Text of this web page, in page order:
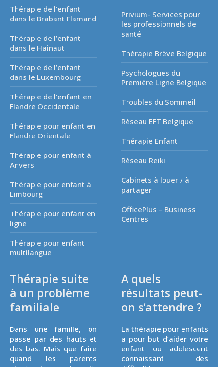
Thérapie de l’enfant
dans le Brabant Flamand
Thérapie de l’enfant
dans le Hainaut
Thérapie de l’enfant
dans le Luxembourg
Thérapie de l’enfant en
Flandre Occidentale
Thérapie pour enfant en
Flandre Orientale
Thérapie pour enfant à
Anvers
Thérapie pour enfant à
Limbourg
Thérapie pour enfant en
ligne
Thérapie pour enfant
multilangue
Privium- Services pour
les professionnels de
santé
Thérapie Brève Belgique
Psychologues du
Première Ligne Belgique
Troubles du Sommeil
Réseau EFT Belgique
Thérapie Enfant
Réseau Reiki
Cabinets à louer / à
partager
OfficePlus – Business
Centres
Thérapie suite
à un problème
familiale
Dans une famille, on
passe par des hauts et
des bas. Mais que faire
quand les parents
A quels
résultats peut-
on s’attendre ?
La thérapie pour enfants
a pour but d’aider votre
enfant ou adolescent
connaissant des